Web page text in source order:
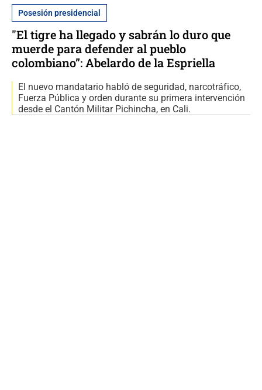
Posesión presidencial
"El tigre ha llegado y sabrán lo duro que
muerde para defender al pueblo
colombiano”: Abelardo de la Espriella
El nuevo mandatario habló de seguridad, narcotráfico,
Fuerza Pública y orden durante su primera intervención
desde el Cantón Militar Pichincha, en Cali.